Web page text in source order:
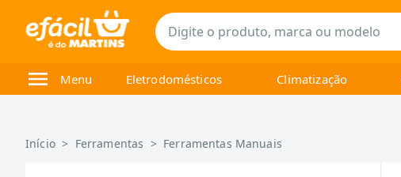
Menu Eletrodomésticos Climatização
Início > Ferramentas > Ferramentas Manuais